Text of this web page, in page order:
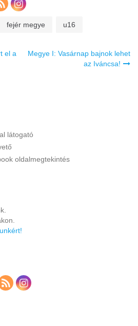
fejér megye u16
el a
Megye I: Vasárnap bajnok lehet
az Iváncsa!
látogató
oldalmegtekintés